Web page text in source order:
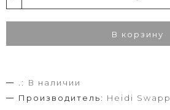
В корзину
.:
В наличии
Производитель: Heidi Swapp